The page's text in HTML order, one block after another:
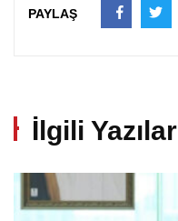
PAYLAŞ
İlgili Yazılar